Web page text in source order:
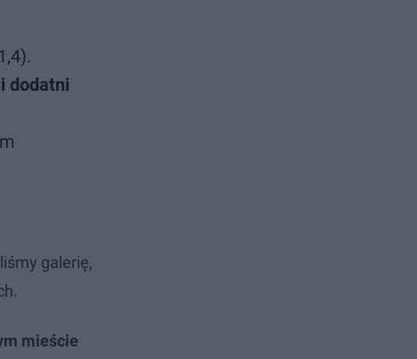
dodatni
galerię,
mieście